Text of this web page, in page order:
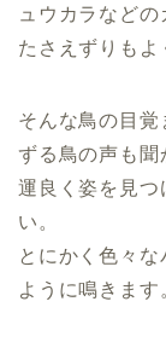
ュウカラなど
たさえずりもよ
そんな鳥の目覚
ずる鳥の声も聞
運良く姿を見つ
い。
とにかく色々
ように鳴きます